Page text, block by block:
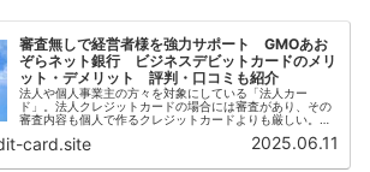
審査無しで経営者様を強力サポート GMOあお
ぞらネット銀行 ビジネスデビットカードのメリ
ット・デメリット 評判・口コミも紹介
法人や個人事業主の方々を対象にしている「法人カー
ド」。法人クレジットカードの場合には審査があり、その
審査内容も個人で作るクレジットカードよりも厳しい。今
回紹介のカードはカード審査に自信が無いという経営者様
にもおすすめの「法人デビットカード」...
card.site 2025.06.11